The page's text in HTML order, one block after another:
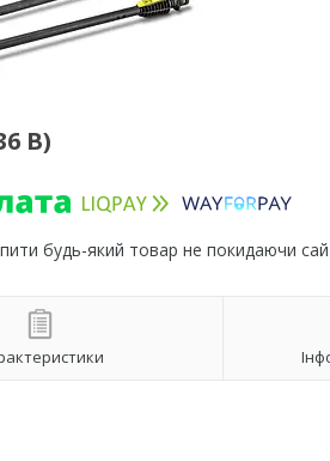
В)
будь-який товар не покидаючи